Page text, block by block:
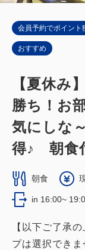
会員予約でポイント
おすすめ
【夏休み
勝ち！お
気にしな
得♪ 朝食
朝食
in 16:00~
【以下ご了承
プは選択でき